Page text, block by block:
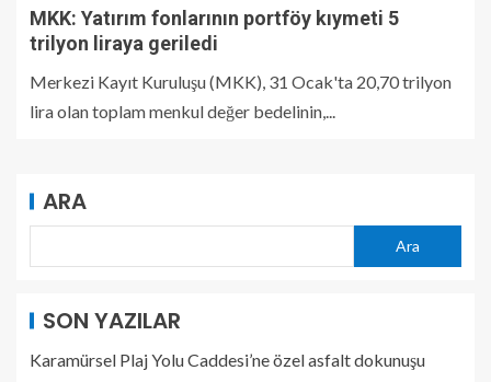
MKK: Yatırım fonlarının portföy kıymeti 5
trilyon liraya geriledi
Merkezi Kayıt Kuruluşu (MKK), 31 Ocak'ta 20,70 trilyon
lira olan toplam menkul değer bedelinin,...
ARA
Ara
SON YAZILAR
Karamürsel Plaj Yolu Caddesi’ne özel asfalt dokunuşu